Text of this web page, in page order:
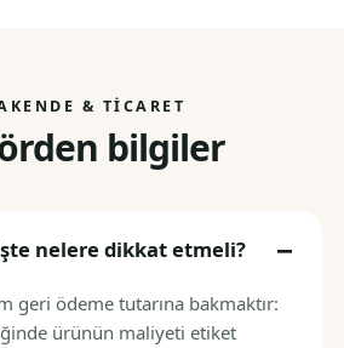
& TICARET
bilgiler
nelere dikkat etmeli?
geri ödeme tutarına bakmaktır:
ürünün maliyeti etiket